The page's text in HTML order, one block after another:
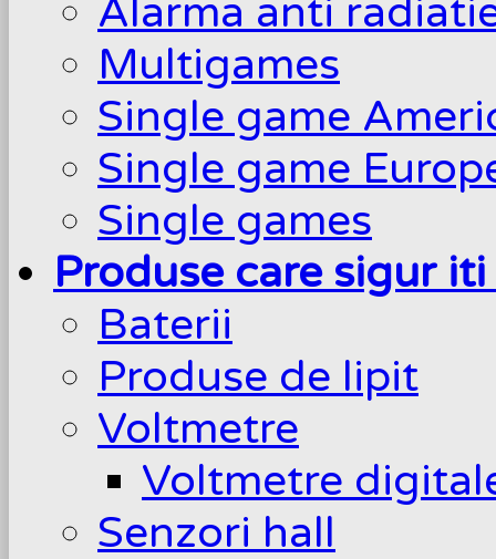
Alarma anti
Multigames
Single game
Single game
Single games
Produse care sigur
Baterii
Produse de lipit
Voltmetre
Voltmetre
Senzori hall